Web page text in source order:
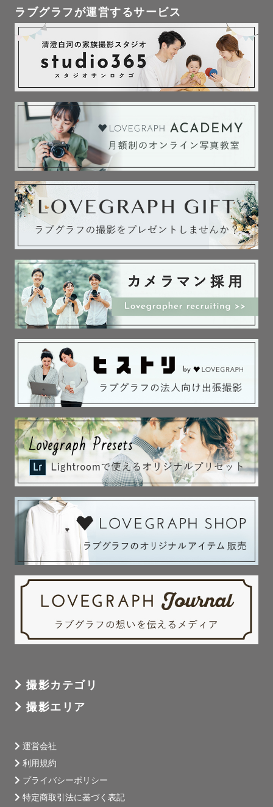
ラブグラフが運営するサービス
撮影カテゴリ
撮影エリア
運営会社
利用規約
プライバシーポリシー
特定商取引法に基づく表記